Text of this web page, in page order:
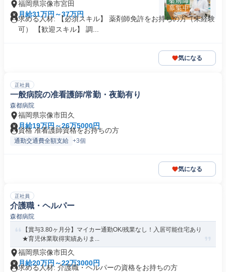
福岡県宗像市宮田
月給31万円～37万円
求める人材: 【必須スキル】 薬剤師免許をお持ちの方（未経験
可） 【歓迎スキル】 調...
気になる
正社員
一般病院の准看護師/常勤・夜勤有り
森都病院
福岡県宗像市田久
月給19万円～26万5000円
資格 准看護師資格をお持ちの方
通勤交通費全額支給 +3個
気になる
正社員
介護職・ヘルパー
森都病院
【賞与3.80ヶ月分】マイカー通勤OK/残業なし！入居可能住宅あり
★育児休業取得実績ありま...
福岡県宗像市田久
月給20万円～22万3000円
求める人材: 介護職・ヘルパーの資格をお持ちの方